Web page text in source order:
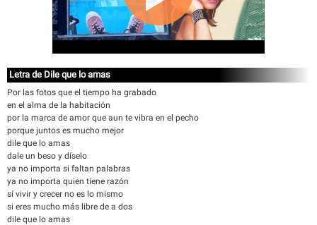
Letra de Dile que lo amas
Por las fotos que el tiempo ha grabado
en el alma de la habitación
por la marca de amor que aun te vibra en el pecho
porque juntos es mucho mejor
dile que lo amas
dale un beso y díselo
ya no importa si faltan palabras
ya no importa quien tiene razón
sí vivir y crecer no es lo mismo
si eres mucho más libre de a dos
dile que lo amas